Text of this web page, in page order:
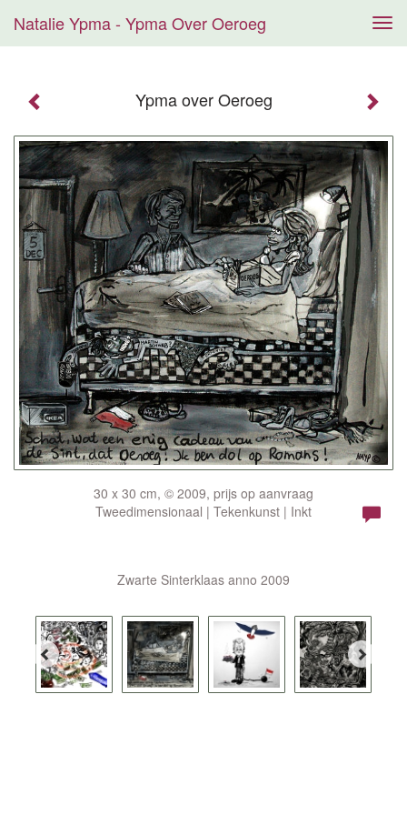
Natalie Ypma - Ypma Over Oeroeg
Ypma over Oeroeg
30 x 30 cm, © 2009, prijs op aanvraag
Tweedimensionaal | Tekenkunst | Inkt
Zwarte Sinterklaas anno 2009